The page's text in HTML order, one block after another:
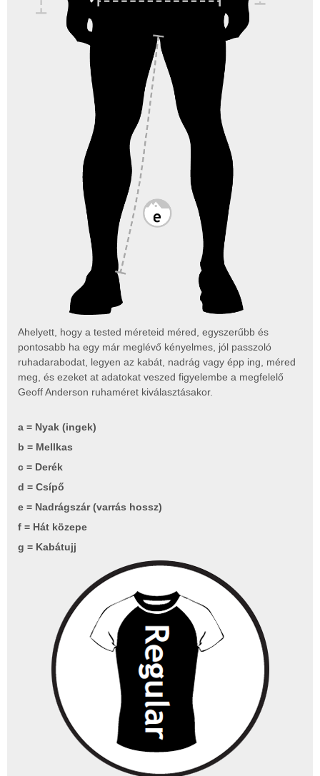
Ahelyett, hogy a tested méreteid méred, egyszerűbb és
pontosabb ha egy már meglévő kényelmes, jól passzoló
ruhadarabodat, legyen az kabát, nadrág vagy épp ing, méred
meg, és ezeket at adatokat veszed figyelembe a megfelelő
Geoff Anderson ruhaméret kiválasztásakor.
a = Nyak (ingek)
b = Mellkas
c = Derék
d = Csípő
e = Nadrágszár (varrás hossz)
f = Hát közepe
g = Kabátujj